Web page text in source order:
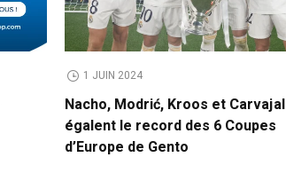
1 JUIN 2024
Nacho, Modrić, Kroos et Carvajal
égalent le record des 6 Coupes
d’Europe de Gento